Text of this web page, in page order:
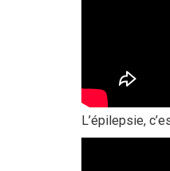
L’épilepsie,